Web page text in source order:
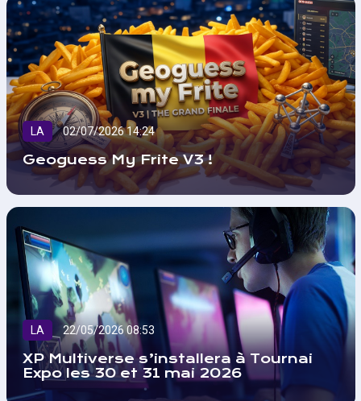
LA 02/07/2026 14:24
Geoguess My Frite V3 !
LA 22/05/2026 08:53
XP Multiverse s’installera à Tournai
Expo les 30 et 31 mai 2026